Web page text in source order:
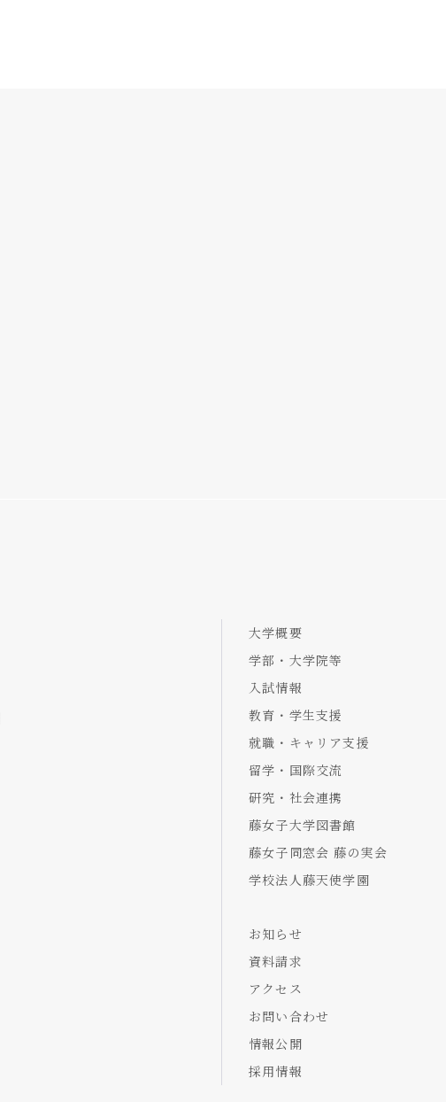
大学概要
学部・大学院等
入試情報
教育・学生支援
就職・キャリア支援
留学・国際交流
研究・社会連携
藤女子大学図書館
藤女子同窓会 藤の実会
学校法人藤天使学園
お知らせ
資料請求
アクセス
お問い合わせ
情報公開
採用情報